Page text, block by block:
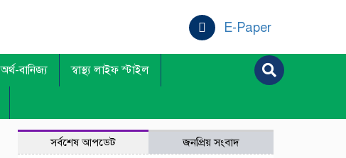
E-Paper
অর্থ-বানিজ্য স্বাস্থ্য লাইফ স্টাইল
সর্বশেষ আপডেট জনপ্রিয় সংবাদ